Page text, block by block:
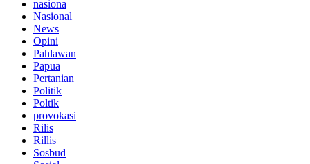
nasiona
Nasional
News
Opini
Pahlawan
Papua
Pertanian
Politik
Poltik
provokasi
Rilis
Rillis
Sosbud